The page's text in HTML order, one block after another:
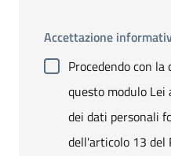
Accettazione
Procedendo con
questo modulo
dei dati personali
dell'articolo 13 del